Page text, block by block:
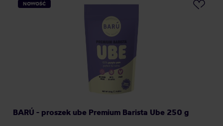
NOWOŚĆ
BARÚ - proszek ube Premium Barista Ube 250 g